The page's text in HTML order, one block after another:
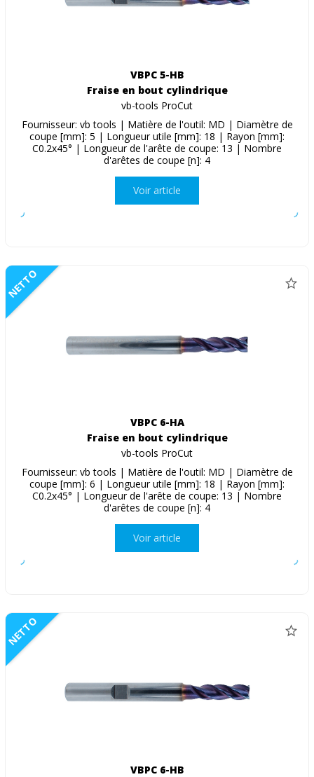
VBPC 5-HB
Fraise en bout cylindrique
vb-tools ProCut
Fournisseur: vb tools | Matière de l'outil: MD | Diamètre de
coupe [mm]: 5 | Longueur utile [mm]: 18 | Rayon [mm]:
C0.2x45° | Longueur de l'arête de coupe: 13 | Nombre
d'arêtes de coupe [n]: 4
Voir article
NETTO
VBPC 6-HA
Fraise en bout cylindrique
vb-tools ProCut
Fournisseur: vb tools | Matière de l'outil: MD | Diamètre de
coupe [mm]: 6 | Longueur utile [mm]: 18 | Rayon [mm]:
C0.2x45° | Longueur de l'arête de coupe: 13 | Nombre
d'arêtes de coupe [n]: 4
Voir article
NETTO
VBPC 6-HB